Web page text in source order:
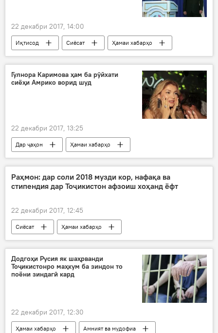
22 декабри 2017, 14:00
Иқтисод Сиёсат
Ҳамаи хабарҳо
Эмомалӣ Раҳмон
паёми солонаи президенти ҶТ
Дар Тоҷикистон
Гулнора Каримова ҳам ба рӯйхати
сиёҳи Амрико ворид шуд
22 декабри 2017, 13:25
Дар ҷаҳон
Ҳамаи хабарҳо
Ӯзбекистон
Гулнора Каримова
рӯйхати Магнитский
Раҳмон: дар соли 2018 музди кор, нафақа ва
стипендия дар Тоҷикистон афзоиш хоҳанд ёфт
22 декабри 2017, 12:45
Сиёсат
Ҳамаи хабарҳо
Эмомалӣ Раҳмон
паёми солонаи президенти ҶТ
Дар Тоҷикистон
Додгоҳи Русия як шаҳрванди
Тоҷикистонро маҳкум ба зиндон то
поёни зиндагӣ кард
22 декабри 2017, 12:30
Ҳамаи хабарҳо
Амният ва мудофиа